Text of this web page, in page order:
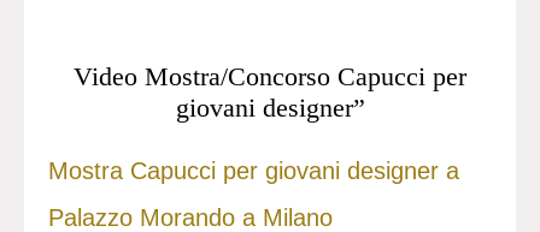
Video Mostra/Concorso Capucci per
giovani designer”
Mostra Capucci per giovani designer a
Palazzo Morando a Milano